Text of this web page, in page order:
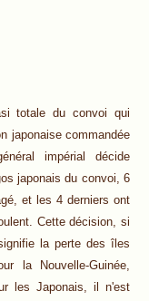
totale du convoi qui
japonaise commandée
impérial décide
japonais du convoi, 6
et les 4 derniers ont
Cette décision, si
la perte des îles
la Nouvelle-Guinée,
les Japonais, il n'est